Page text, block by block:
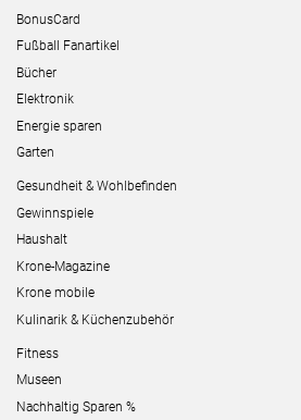
BonusCard
Fußball Fanartikel
Bücher
Elektronik
Energie sparen
Garten
Gesundheit & Wohlbefinden
Gewinnspiele
Haushalt
Krone-Magazine
Krone mobile
Kulinarik & Küchenzubehör
Fitness
Museen
Nachhaltig Sparen %